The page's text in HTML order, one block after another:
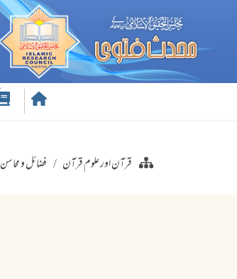
قرآن اور علوم قرآن فضائل و محاسن